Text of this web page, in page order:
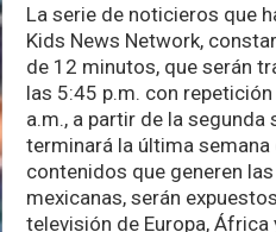
La serie de noticieros que
Kids News Network,
de 12 minutos, que serán
las 5:45 p.m. con
a.m., a partir de la segunda
terminará la última semana
contenidos que generen
mexicanas, serán
televisión de Europa, África